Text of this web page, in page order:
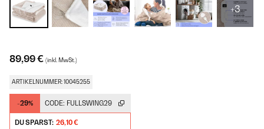
+3
89,99 € (inkl. MwSt.)
ARTIKELNUMMER: 10045255
-29% CODE: FULLSWING29
DU SPARST: 26,10 €